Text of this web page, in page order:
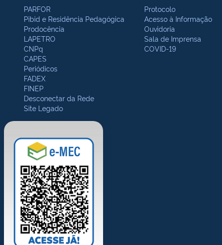
PARFOR
Pibid e Residência Pedagógica
Prodocência
LAPETRO
CNPq
CAPES
Periódicos
FADEX
FINEP
Desconectar da Rede
Site Legado
Protocolo
Acesso à Informação
Ouvidoria
Sala de Imprensa
COVID-19